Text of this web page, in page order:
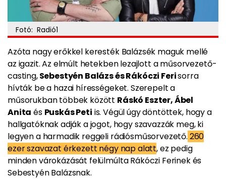
Fotó: Radió1
Azóta nagy erőkkel keresték Balázsék maguk mellé
az igazit. Az elmúlt hetekben lezajlott a műsorvezető-
casting,Sebestyén Balázs és Rákóczi Ferisorra
hívták be a hazai hírességeket. Szerepelt a
műsorukban többek között Ráskó Eszter, Ábel
Anita és Puskás Peti is. Végül úgy döntöttek, hogy a
hallgatóknak adják a jogot, hogy szavazzák meg, ki
legyen a harmadik reggeli rádiósműsorvezető. 260
ezer szavazat érkezett négy nap alatt, ez pedig
minden várokázását felülmúlta Rákóczi Ferinek és
Sebestyén Balázsnak.